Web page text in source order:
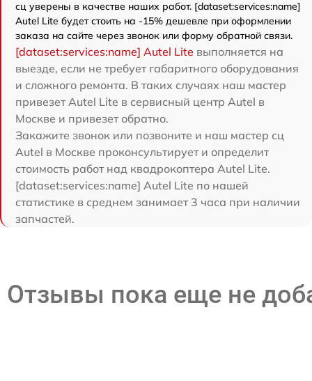
сц уверены в качестве наших работ. [dataset:services:name]
Autel Lite будет стоить на -15% дешевле при оформлении
заказа на сайте через звонок или форму обратной связи.
[dataset:services:name] Autel Lite выполняется на
выезде, если не требует габаритного оборудования
и сложного ремонта. В таких случаях наш мастер
привезет Autel Lite в сервисный центр Autel в
Москве и привезет обратно.
Закажите звонок или позвоните и наш мастер сц
Autel в Москве проконсультирует и определит
стоимость работ над квадрокоптера Autel Lite.
[dataset:services:name] Autel Lite по нашей
статистике в среднем занимает 3 часа при наличии
запчастей.
Отзывы пока еще не